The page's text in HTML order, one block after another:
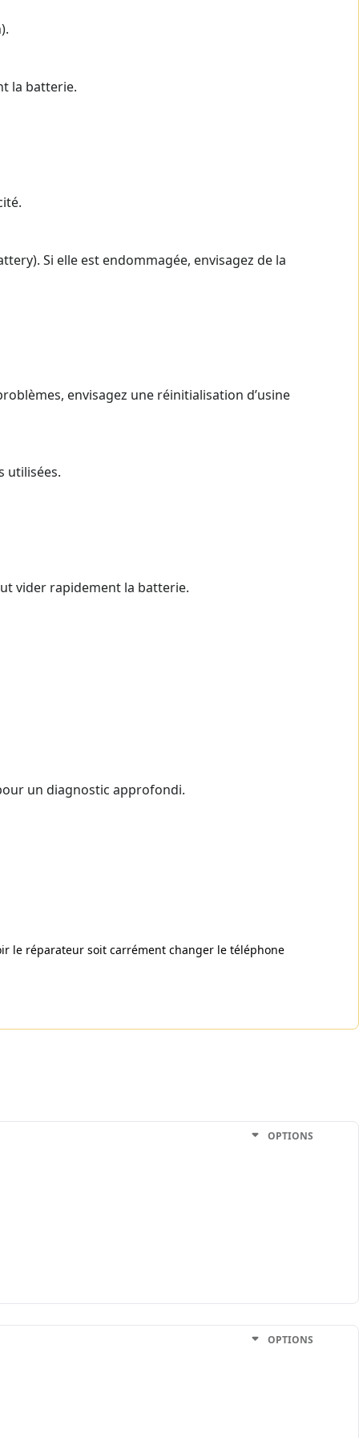
la batterie.
Si elle est endommagée, envisagez de la
envisagez une réinitialisation d’usine
utilisées.
vider rapidement la batterie.
un diagnostic approfondi.
le réparateur soit carrément changer le téléphone
OPTIONS
OPTIONS